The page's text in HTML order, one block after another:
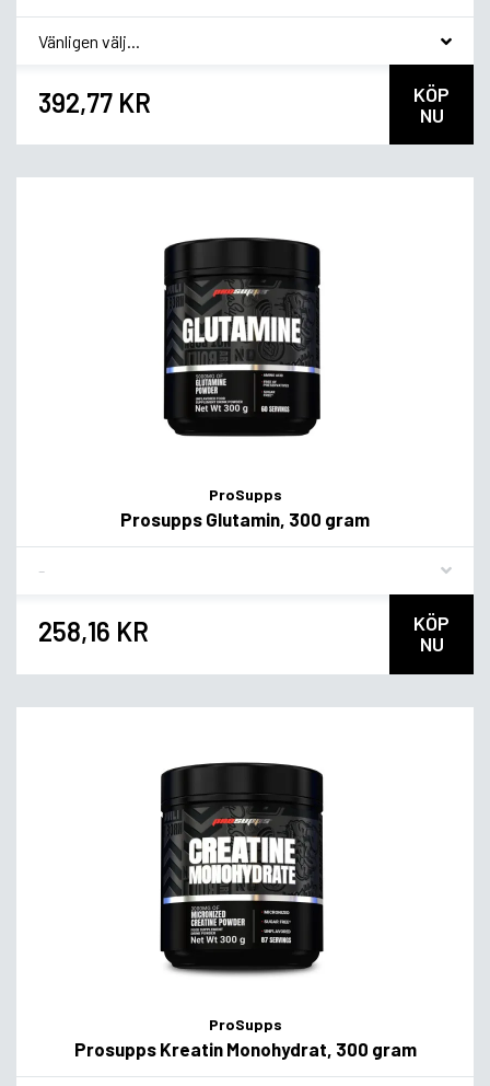
* Smakvariant
392,77 KR
KÖP
NU
ProSupps
Prosupps Glutamin, 300 gram
258,16 KR
KÖP
NU
ProSupps
Prosupps Kreatin Monohydrat, 300 gram